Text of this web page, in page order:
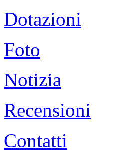
Dotazioni
Foto
Notizia
Recensioni
Contatti